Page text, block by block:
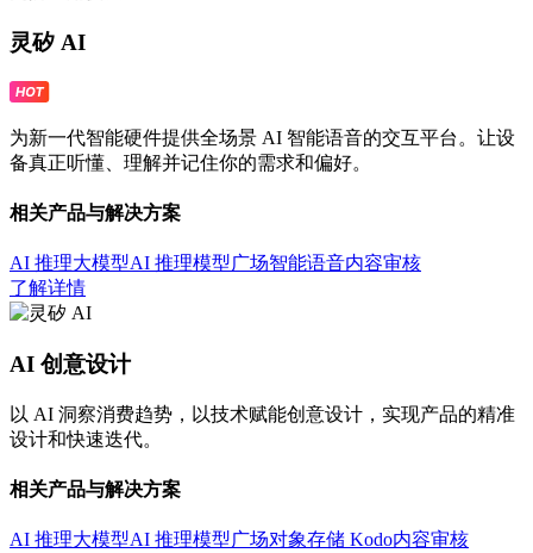
灵矽 AI
为新一代智能硬件提供全场景 AI 智能语音的交互平台。让设
备真正听懂、理解并记住你的需求和偏好。
相关产品与解决方案
AI 推理大模型AI 推理模型广场智能语音内容审核
了解详情
AI 创意设计
以 AI 洞察消费趋势，以技术赋能创意设计，实现产品的精准
设计和快速迭代。
相关产品与解决方案
AI 推理大模型AI 推理模型广场对象存储 Kodo内容审核